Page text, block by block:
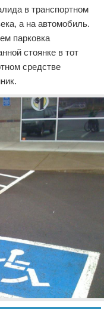
в транспортном
а на автомобиль.
парковка
стоянке в тот
средстве